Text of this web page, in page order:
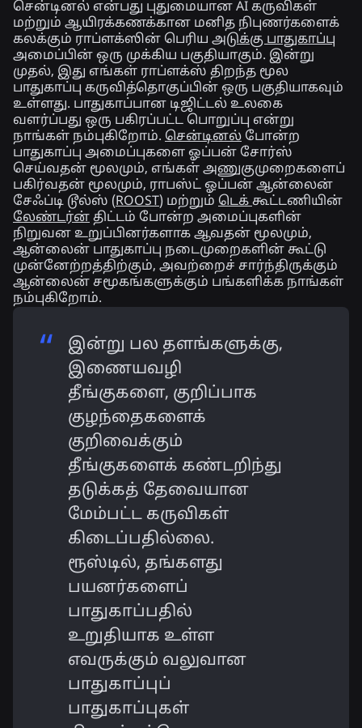
சென்டினல் என்பது புதுமையான AI கருவிகள்
மற்றும் ஆயிரக்கணக்கான மனித நிபுணர்களைக்
கலக்கும் ராப்ளக்ஸின் பெரிய அடுக்கு பாதுகாப்பு
அமைப்பின் ஒரு முக்கிய பகுதியாகும். இன்று
முதல், இது எங்கள் ராப்ளக்ஸ் திறந்த மூல
பாதுகாப்பு கருவித்தொகுப்பின் ஒரு பகுதியாகவும்
உள்ளது. பாதுகாப்பான டிஜிட்டல் உலகை
வளர்ப்பது ஒரு பகிரப்பட்ட பொறுப்பு என்று
நாங்கள் நம்புகிறோம். சென்டினல் போன்ற
பாதுகாப்பு அமைப்புகளை ஓப்பன் சோர்ஸ்
செய்வதன் மூலமும், எங்கள் அணுகுமுறைகளைப்
பகிர்வதன் மூலமும், ராபஸ்ட் ஓப்பன் ஆன்லைன்
சேஃப்டி டூல்ஸ் (ROOST) மற்றும் டெக் கூட்டணியின்
லேண்டர்ன் திட்டம் போன்ற அமைப்புகளின்
நிறுவன உறுப்பினர்களாக ஆவதன் மூலமும்,
ஆன்லைன் பாதுகாப்பு நடைமுறைகளின் கூட்டு
முன்னேற்றத்திற்கும், அவற்றைச் சார்ந்திருக்கும்
ஆன்லைன் சமூகங்களுக்கும் பங்களிக்க நாங்கள்
நம்புகிறோம்.
இன்று பல தளங்களுக்கு,
இணையவழி
தீங்குகளை, குறிப்பாக
குழந்தைகளைக்
குறிவைக்கும்
தீங்குகளைக் கண்டறிந்து
தடுக்கத் தேவையான
மேம்பட்ட கருவிகள்
கிடைப்பதில்லை.
ரூஸ்டில், தங்களது
பயனர்களைப்
பாதுகாப்பதில்
உறுதியாக உள்ள
எவருக்கும் வலுவான
பாதுகாப்புப்
பாதுகாப்புகள்